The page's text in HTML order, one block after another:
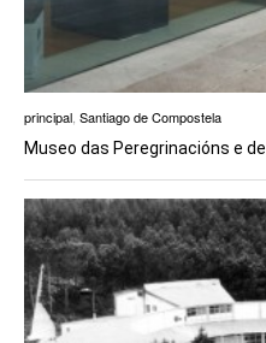
principal Santiago de Compostela
Museo das Peregrinacións e